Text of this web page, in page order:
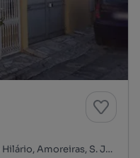
Beco do Sino Grande - Quinta do Hilário, Amoreiras, S. Julião, N. S. da Anunciada e S. Maria da Graça, Setúbal, Setúbal